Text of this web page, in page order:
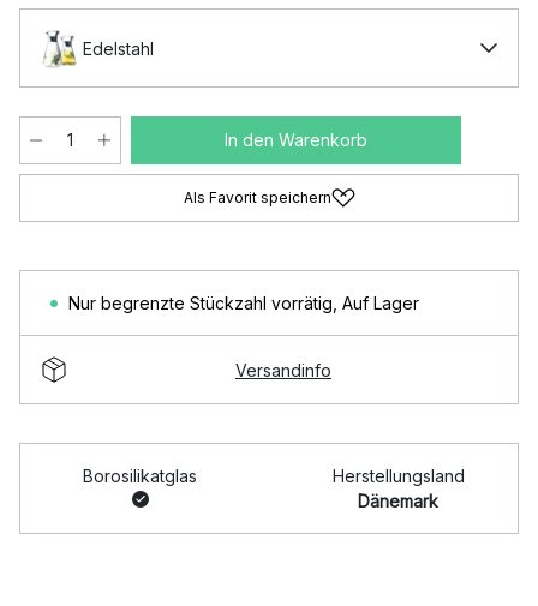
Edelstahl
In den Warenkorb
Als Favorit speichern
Nur begrenzte Stückzahl vorrätig Auf Lager
Versandinfo
Borosilikatglas
Herstellungsland
Dänemark